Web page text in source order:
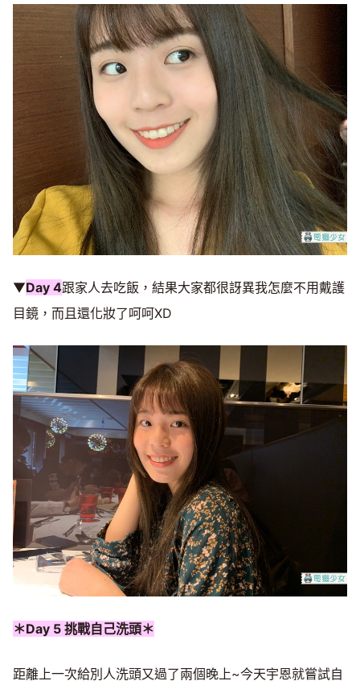
▼Day 4跟家人去吃飯，結果大家都很訝異我怎麼不用戴護
目鏡，而且還化妝了呵呵XD
＊Day 5 挑戰自己洗頭＊
距離上一次給別人洗頭又過了兩個晚上~今天宇恩就嘗試自